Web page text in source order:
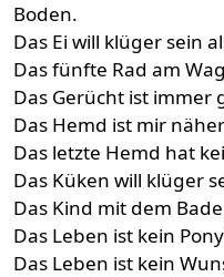
Boden.
Das Ei will klüger sein
Das fünfte Rad am
Das Gerücht ist immer
Das Hemd ist mir
Das letzte Hemd hat
Das Küken will klüger
Das Kind mit dem
Das Leben ist kein
Das Leben ist kein